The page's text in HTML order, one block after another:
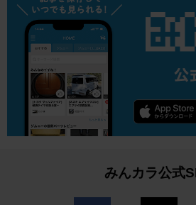
みんカラ公式